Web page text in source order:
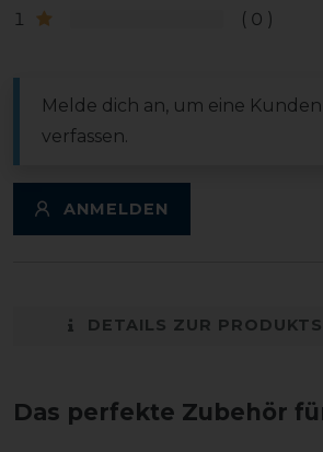
1
0
Melde dich an, um eine
verfassen.
ANMELDEN
DETAILS ZUR
Das perfekte Zubehör